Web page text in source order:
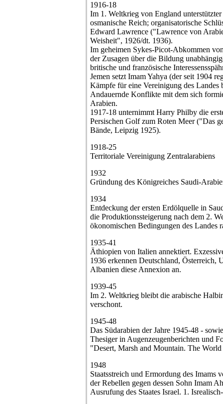
1916-18
Im 1. Weltkrieg von England
osmanische Reich; organisatorische
Edward Lawrence ("Lawrence von
Weisheit", 1926/dt. 1936).
Im geheimen Sykes-Picot-Abkommen
der Zusagen über die Bildung
britische und französische
Jemen setzt Imam Yahya (der seit 1904
Kämpfe für eine Vereinigung des
Andauernde Konflikte mit dem sich
Arabien.
1917-18 unternimmt Harry Philby die
Persischen Golf zum Roten Meer ("Das
Bände, Leipzig 1925).
1918-25
Territoriale Vereinigung Zentralarabiens
1932
Gründung des Königreiches Saudi-
1934
Entdeckung der ersten Erdölquelle in
die Produktionssteigerung nach dem 2.
ökonomischen Bedingungen des Landes
1935-41
Äthiopien von Italien annektiert.
1936 erkennen Deutschland, Österreich,
Albanien diese Annexion an.
1939-45
Im 2. Weltkrieg bleibt die arabische
verschont.
1945-48
Das Südarabien der Jahre 1945-48 -
Thesiger in Augenzeugenberichten und
"Desert, Marsh and Mountain. The
1948
Staatsstreich und Ermordung des Imams
der Rebellen gegen dessen Sohn Imam
Ausrufung des Staates Israel. 1.